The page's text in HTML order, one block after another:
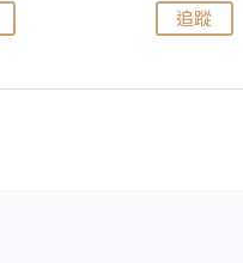
追蹤